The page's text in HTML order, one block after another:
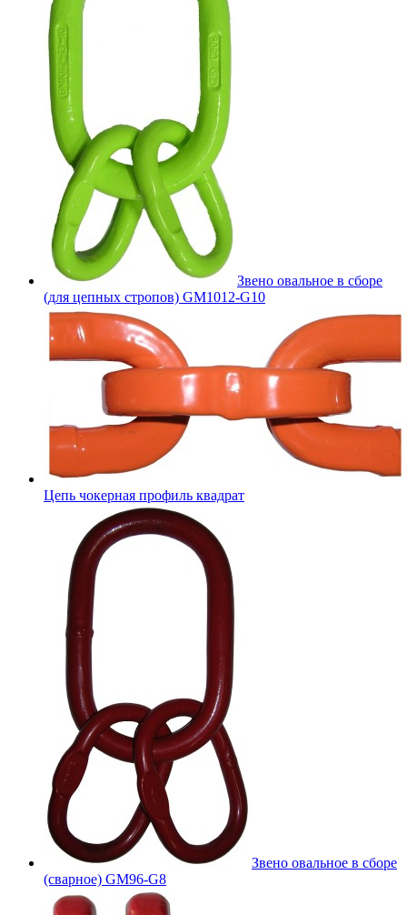
Звено овальное в сборе
(для цепных стропов) GM1012-G10
Цепь чокерная профиль квадрат
Звено овальное в сборе
(сварное) GM96-G8